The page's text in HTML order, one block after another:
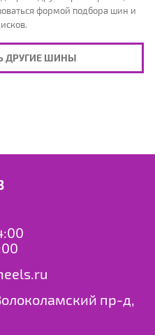
формой подбора шин и
ДРУГИЕ ШИНЫ
пр-д,